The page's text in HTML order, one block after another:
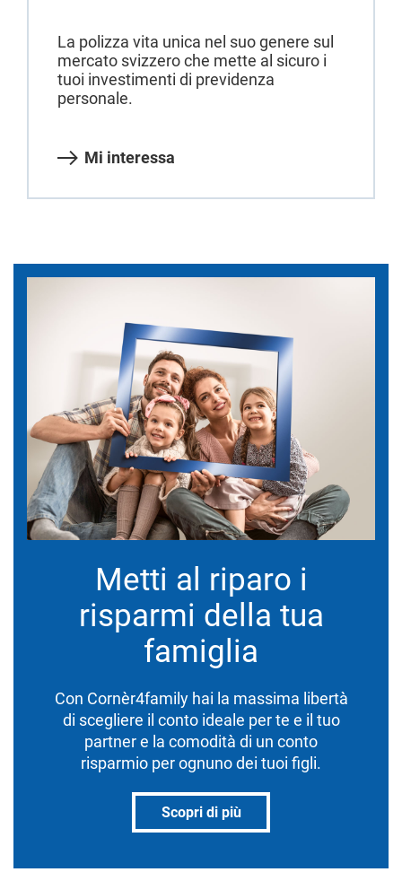
La polizza vita unica nel suo genere sul
mercato svizzero che mette al sicuro i
tuoi investimenti di previdenza
personale.
Mi interessa
Metti al riparo i
risparmi della tua
famiglia
Con Cornèr4family hai la massima libertà
di scegliere il conto ideale per te e il tuo
partner e la comodità di un conto
risparmio per ognuno dei tuoi figli.
Scopri di più